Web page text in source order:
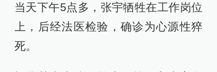
当天下午5点多，张宇牺牲在工作岗位
上，后经法医检验，确诊为心源性猝
死。